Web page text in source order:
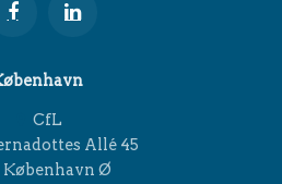
CfL
Allé 45
København Ø